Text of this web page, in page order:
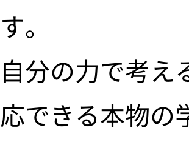
す。
自分の力で考え
応できる本物の